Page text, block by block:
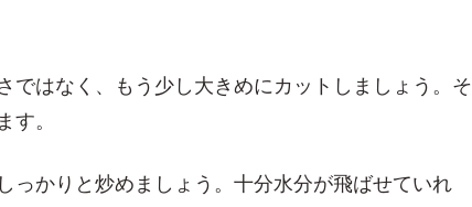
ではなく、もう少し大きめにカットしましょう。そ
す。
っかりと炒めましょう。十分水分が飛ばせていれ